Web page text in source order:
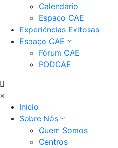
Calendário
Espaço CAE
Experiências Exitosas
Espaço CAE
Fórum CAE
PODCAE
×
Início
Sobre Nós
Quem Somos
Centros